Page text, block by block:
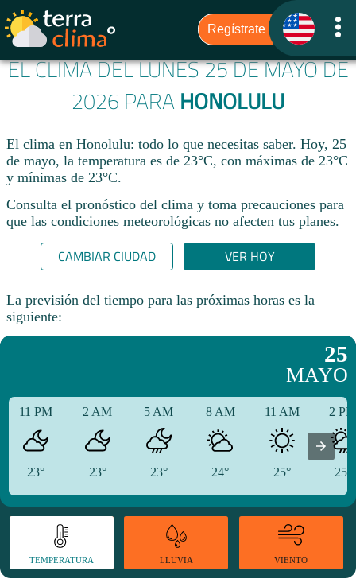
EL CLIMA DEL LUNES 25 DE MAYO DE
2026 PARA HONOLULU
El clima en Honolulu: todo lo que necesitas saber. Hoy, 25
de mayo, la temperatura es de 23°C, con máximas de 23°C
y mínimas de 23°C.
Consulta el pronóstico del clima y toma precauciones para
que las condiciones meteorológicas no afecten tus planes.​
CAMBIAR CIUDAD VER HOY
La previsión del tiempo para las próximas horas es la
siguiente:
25
MAYO
11 PM
23°
2 AM
23°
5 AM
23°
8 AM
24°
11 AM
25°
2
25°
TEMPERATURA LLUVIA VIENTO